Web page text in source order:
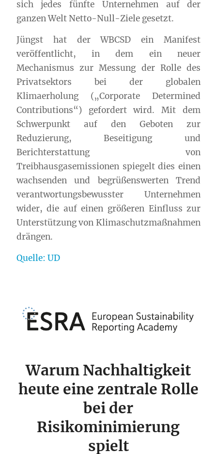
sich jedes fünfte Unternehmen auf der
ganzen Welt Netto-Null-Ziele gesetzt.
Jüngst hat der WBCSD ein Manifest
veröffentlicht, in dem ein neuer
Mechanismus zur Messung der Rolle des
Privatsektors bei der globalen
Klimaerholung („Corporate Determined
Contributions“) gefordert wird. Mit dem
Schwerpunkt auf den Geboten zur
Reduzierung, Beseitigung und
Berichterstattung von
Treibhausgasemissionen spiegelt dies einen
wachsenden und begrüßenswerten Trend
verantwortungsbewusster Unternehmen
wider, die auf einen größeren Einfluss zur
Unterstützung von Klimaschutzmaßnahmen
drängen.
Quelle: UD
Warum Nachhaltigkeit
heute eine zentrale Rolle
bei der
Risikominimierung
spielt